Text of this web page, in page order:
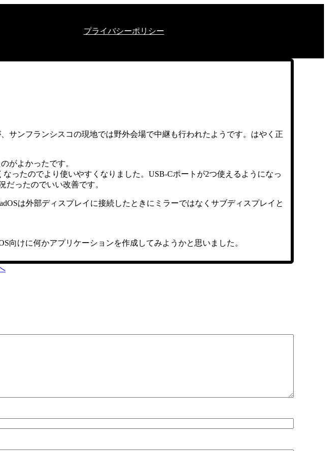
プライバシーポリシー
サンフランシスコの現地では野外会場で中継も行われたようです。はやく正
がよかったです。
ったのでより使いやすくなりました。USB-Cポートが2つ使えるようになっ
だったのでいい改善です。
は外部ディスプレイに接続したときにミラーではなくサブディスプレイと
向けに何かアプリケーションを作成してみようかと思いました。